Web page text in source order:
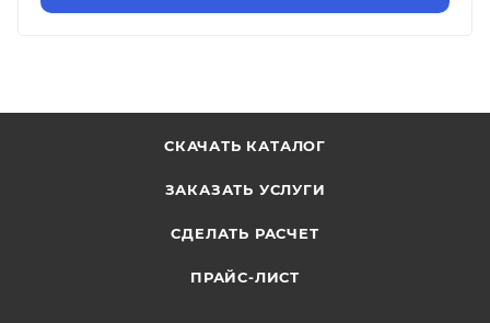
СКАЧАТЬ КАТАЛОГ
ЗАКАЗАТЬ УСЛУГИ
СДЕЛАТЬ РАСЧЕТ
ПРАЙС-ЛИСТ